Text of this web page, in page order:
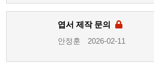
엽서 제작 문의
안정훈
2026-02-11